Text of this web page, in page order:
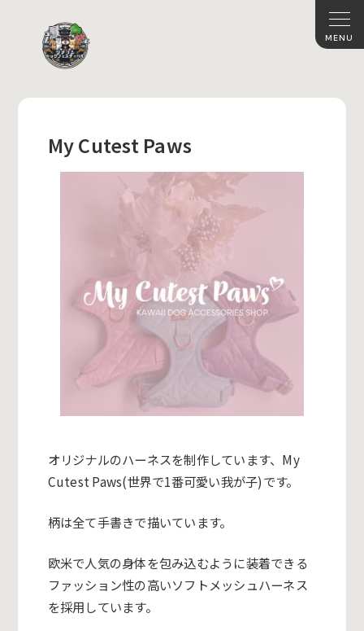
My Cutest Paws
オリジナルのハーネスを制作しています、My
Cutest Paws(世界で1番可愛い我が子)です。
柄は全て手書きで描いています。
欧米で人気の身体を包み込むように装着できる
ファッション性の高いソフトメッシュハーネス
を採用しています。